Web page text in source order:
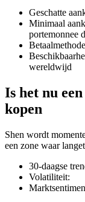
COIN-M-
TradFi
Geschatte
Minimaal
portemonnee
wereldwijd
Is het nu
kopen
Shen wordt
een zone waar
30-daagse
Volatiliteit: